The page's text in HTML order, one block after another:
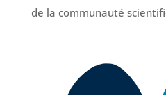
de la communauté